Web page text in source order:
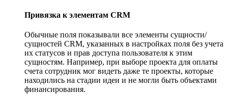
Привязка к элементам CRM
Обычные поля показывали все элементы сущности/
сущностей CRM, указанных в настройках поля без учета
их статусов и прав доступа пользователя к этим
сущностям. Например, при выборе проекта для оплаты
счета сотрудник мог видеть даже те проекты, которые
находились на стадии идеи и не могли быть объектами
финансирования.